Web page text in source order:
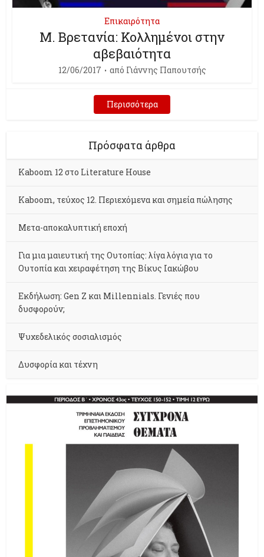
Επικαιρότητα
Μ. Βρετανία: Κολλημένοι στην
αβεβαιότητα
12/06/2017 από Γιάννης Παπουτσής
Περισσότερα
Πρόσφατα άρθρα
Kaboom 12 στο Literature House
Kaboom, τεύχος 12. Περιεχόμενα και σημεία πώλησης
Μετα-αποκαλυπτική εποχή
Για μια μαιευτική της Ουτοπίας: λίγα λόγια για το
Ουτοπία και χειραφέτηση της Βίκυς Ιακώβου
Εκδήλωση: Gen Z και Millennials. Γενιές που
δυσφορούν;
Ψυχεδελικός σοσιαλισμός
Δυσφορία και τέχνη